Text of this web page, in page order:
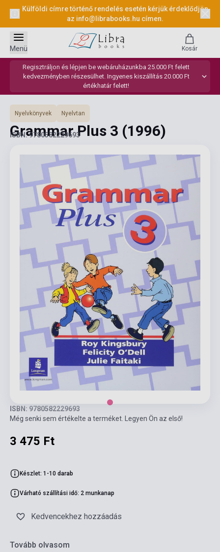
Külföldi címre történő rendelés esetén kérjük érdeklődjön
az info@librabooks.hu címen.
Regisztráljon és lépjen be webáruházunkba 25.000 Ft felett
kedvezményben részesülhet. Ingyenes kiszállítás 20.000 Ft
értékhatár felett!
Menü Kosár
Nyelvkönyvek Nyelvtan
Grammar Plus 3 (1996)
ISBN: 9780582229693
ISBN: 9780582229693
Még senki sem értékelte a terméket. Legyen Ön az első!
3 475 Ft
Készlet: 1-10 darab
Várható szállítási idő: 2 munkanap
Kedvencekhez hozzáadás
Tovább olvasom